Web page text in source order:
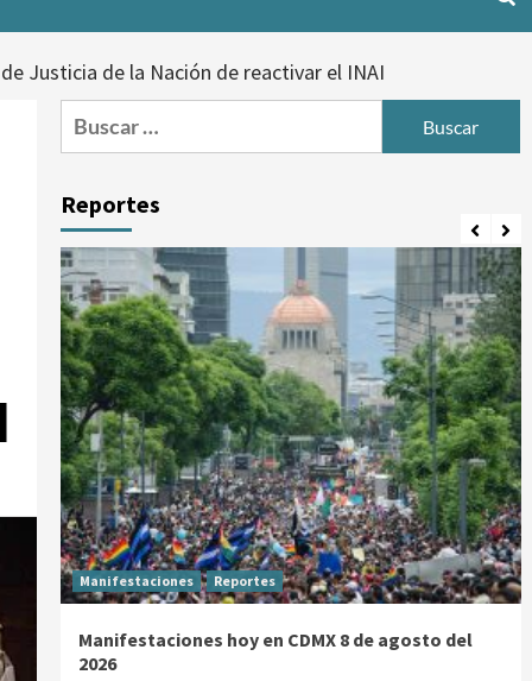
Justicia de la Nación de reactivar el INAI
Buscar:
Reportes
Manifestaciones Reportes
Manifestaciones hoy en CDMX 8 de agosto del
2026